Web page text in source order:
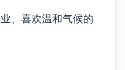
、喜欢温和气候的